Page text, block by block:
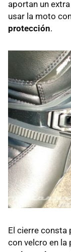
aportan un
usar la moto
protección.
El cierre consta
con velcro en la